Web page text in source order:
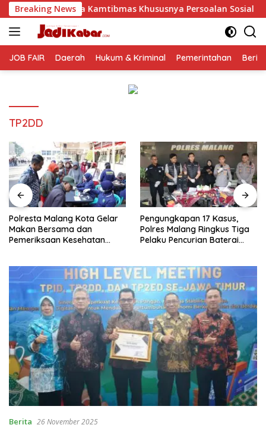
Langsung
ke
konten
Breaking News
Khususnya Persoalan Sosial Polresta Malang
JOB FAIR Daerah Hukum & Kriminal Pemerintahan
TP2DD
Polresta Malang Kota Gelar
Makan Bersama dan
Pemeriksaan Kesehatan
Pengungkapan 17 Kasus,
Polres Malang Ringkus Tiga
Pelaku Pencurian Baterai
Berita 26 November 2025